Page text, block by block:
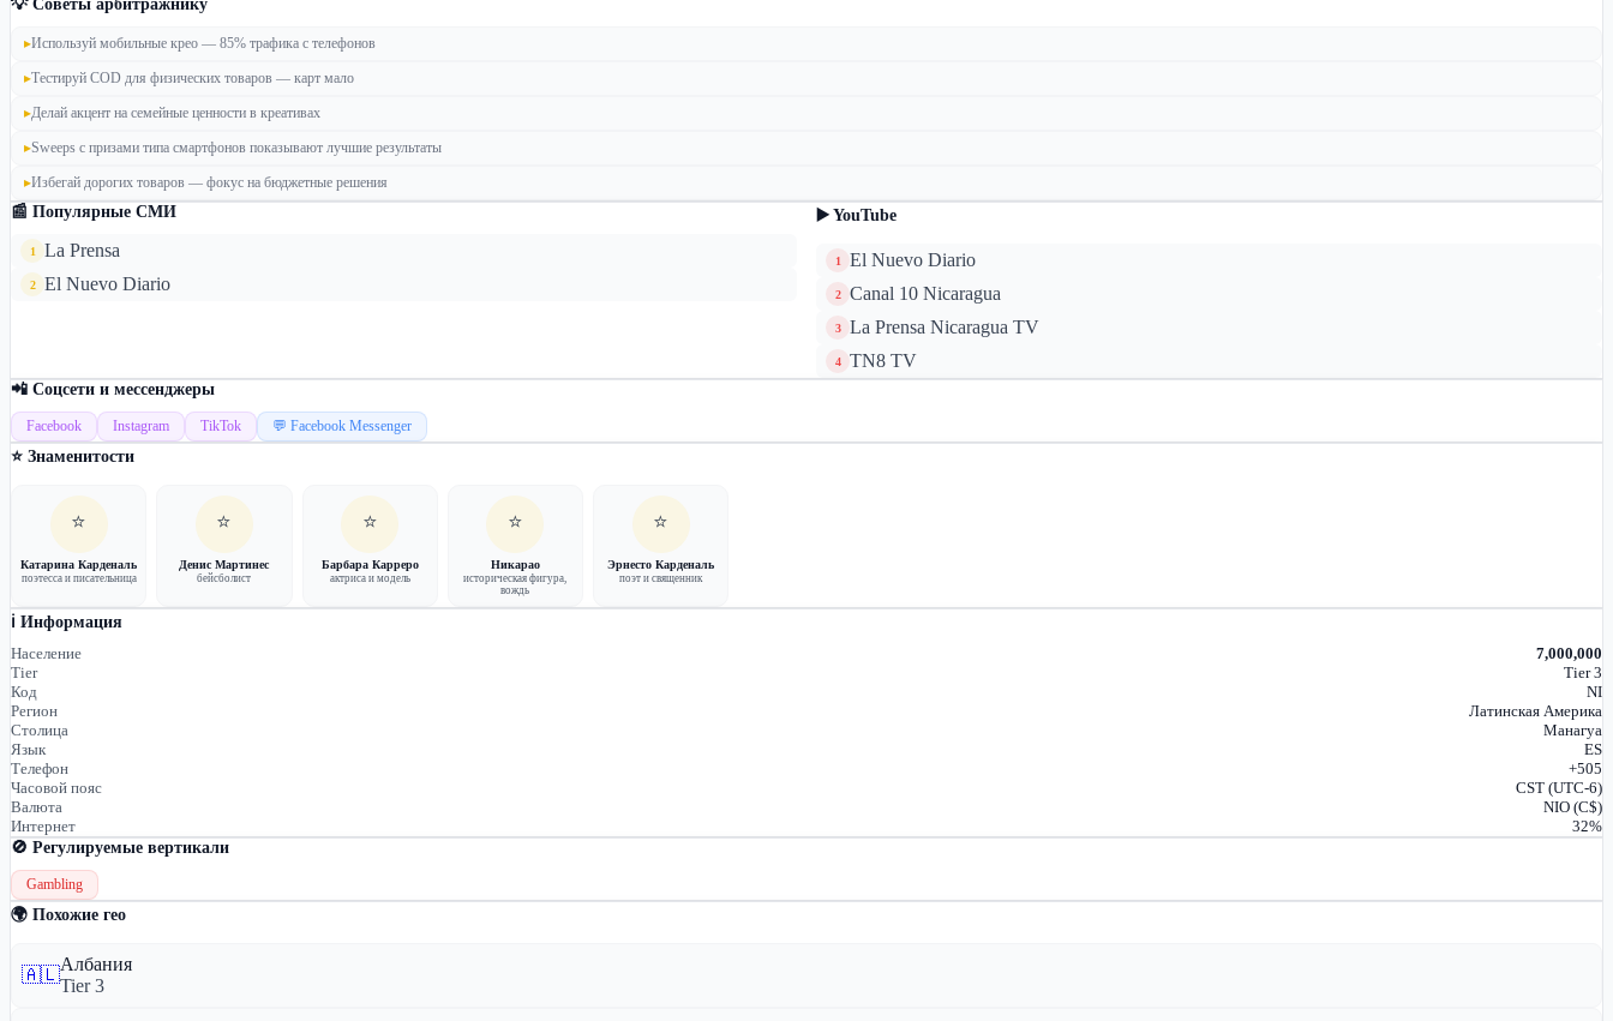
💡 Советы арбитражнику
▸Используй мобильные крео — 85% трафика с телефонов
▸Тестируй COD для физических товаров — карт мало
▸Делай акцент на семейные ценности в креативах
▸Sweeps с призами типа смартфонов показывают лучшие результаты
▸Избегай дорогих товаров — фокус на бюджетные решения
📰 Популярные СМИ
1 La Prensa
2 El Nuevo Diario
▶️ YouTube
1 El Nuevo Diario
2 Canal 10 Nicaragua
3 La Prensa Nicaragua TV
4 TN8 TV
📲 Соцсети и мессенджеры
Facebook Instagram TikTok 💬 Facebook Messenger
⭐ Знаменитости
⭐
Катарина Карденаль
поэтесса и писательница
⭐
Денис Мартинес
бейсболист
⭐
Барбара Карреро
актриса и модель
⭐
Никарао
историческая фигура,
вождь
⭐
Эрнесто Карденаль
поэт и священник
ℹ️ Информация
Население
7,000,000
Tier
Tier 3
Код
NI
Регион
Латинская Америка
Столица
Манагуа
Язык
ES
Телефон
+505
Часовой пояс
CST (UTC-6)
Валюта
NIO (C$)
Интернет
32%
🚫 Регулируемые вертикали
Gambling
🌍 Похожие гео
🇦🇱
Албания
Tier 3